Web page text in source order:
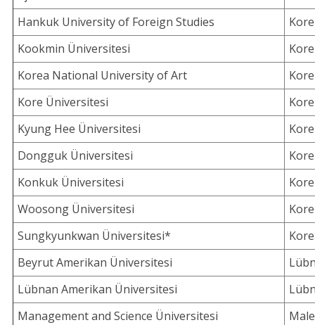
Hankuk University of Foreign Studies
Kore
Kookmin Üniversitesi
Kore
Korea National University of Art
Kore
Kore Üniversitesi
Kore
Kyung Hee Üniversitesi
Kore
Dongguk Üniversitesi
Kore
Konkuk Üniversitesi
Kore
Woosong Üniversitesi
Kore
Sungkyunkwan Üniversitesi*
Kore
Beyrut Amerikan Üniversitesi
Lübnan Amerikan Üniversitesi
Management and Science Üniversitesi